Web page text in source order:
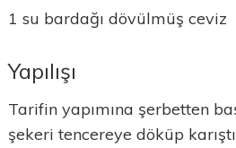
1 su bardağı dövülmüş ceviz
Yapılışı
Tarifin yapımına şerbetten
şekeri tencereye döküp